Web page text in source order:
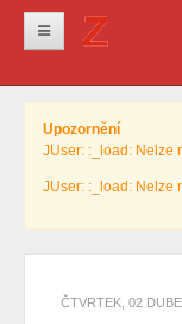
Krimi
Kultura
Ostatní
Upozornění
JUser: :_load: Nelze
JUser: :_load: Nelze
ČTVRTEK, 02